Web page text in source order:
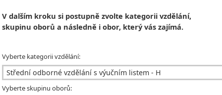
V dalším kroku si postupně zvolte kategorii vzdělání,
skupinu oborů a následně i obor, který vás zajímá.
Vyberte kategorii vzdělání:
Vyberte skupinu oborů: